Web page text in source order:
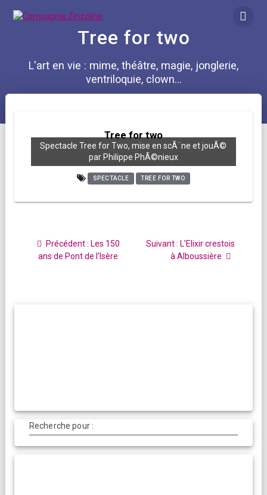
content
Tree for two
L'art en vie : mime, théâtre, magie, jonglerie,
ventriloquie, clown...
Tree for two
Spectacle Tree for Two, mise en scÃ¨ne et jouÃ©
par Philippe PhÃ©nieux
SPECTACLE TREE FOR TWO
l’article
Précédent : Article
précédent
Les 150
ans de Pont de l’Isère
Suivant : Article
suivant
L’Elixir crestois
à Alboussière
Recherche pour :